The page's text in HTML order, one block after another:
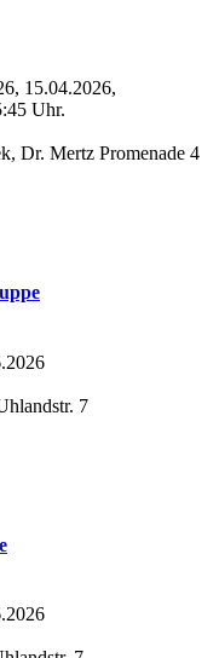
15.04.2026,
Uhr.
Dr. Mertz Promenade 4
7